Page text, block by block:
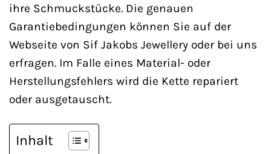
ihre Schmuckstücke. Die genauen
Garantiebedingungen können Sie auf der
Webseite von Sif Jakobs Jewellery oder bei uns
erfragen. Im Falle eines Material- oder
Herstellungsfehlers wird die Kette repariert
oder ausgetauscht.
Inhalt